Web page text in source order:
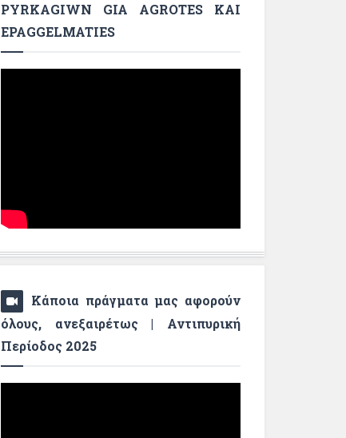
PYRKAGIWN GIA AGROTES KAI
EPAGGELMATIES
Κάποια πράγματα μας αφορούν
όλους, ανεξαιρέτως | Αντιπυρική
Περίοδος 2025